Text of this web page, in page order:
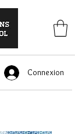
Connexion